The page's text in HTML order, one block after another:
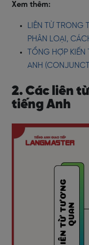
Xem thêm:
LIÊN TỪ TRONG
PHÂN LOẠI,
TỔNG HỢP
ANH
2. Các liên
tiếng Anh